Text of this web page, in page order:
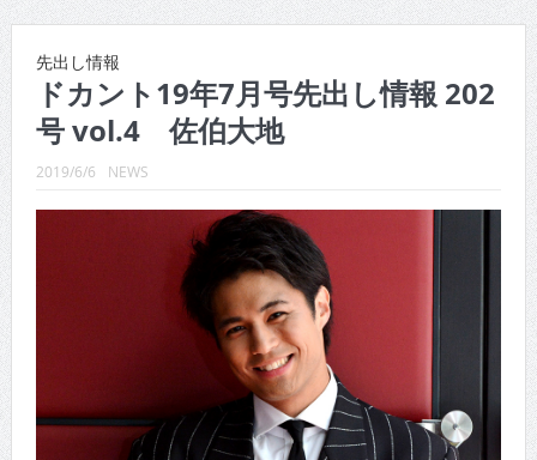
CINEMA×STYLE 288号
CINEMA×STYLE 287号
CINEMA×STYLE 286号
CINEMA×STYLE 285号
CINEMA×STYLE 294号
CINEMA×STYLE 293号
先出し情報
ドカント19年7月号先出し情報 202
号 vol.4 佐伯大地
2019/6/6 NEWS